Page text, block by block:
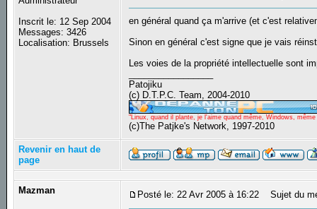
Inscrit le: 12 Sep 2004
Messages: 3426
Localisation: Brussels
en général quand ça m'arrive (et c'est
Sinon en général c'est signe que je vais
Les voies de la propriété intellectuelle sont
Patojiku
(c) D.T.P.C. Team, 2004-2010
"Linux, quand il plante, je l'aime quand même, Windows,
(c)The Patjke's Network, 1997-2010
Revenir en haut de
page
Mazman Posté le: 22 Avr 2005 à 16:22 Sujet du